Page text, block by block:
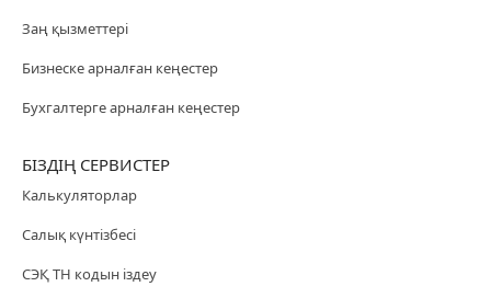
Заң қызметтері
Бизнеске арналған кеңестер
Бухгалтерге арналған кеңестер
БІЗДІҢ СЕРВИСТЕР
Калькуляторлар
Салық күнтізбесі
СЭҚ ТН кодын іздеу